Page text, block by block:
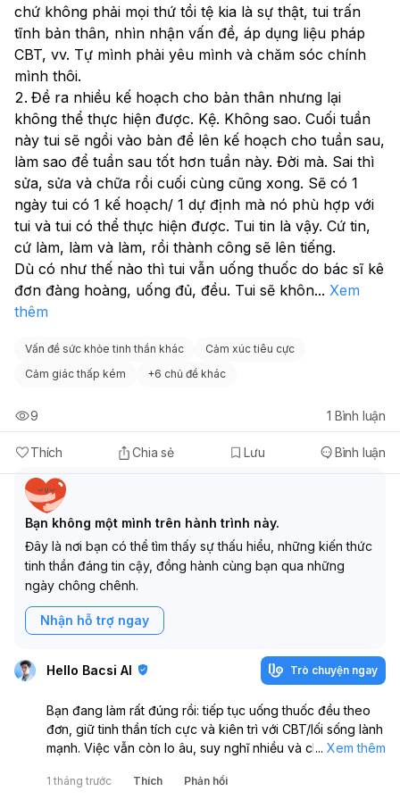
dao động nước là bình thường. Gợi ý 1 ngày dễ áp
dụng:
Sáng: yến mạch + 1–2 trứng + 1 trái cây ít ngọt
Trưa: 1 chén cơm nhỏ + thịt/cá/đậu hũ + nhiều rau
Tối: salad/rau luộc + đạm nạc, nếu đói thêm 1 ít khoai
hoặc 1/2 chén cơm Nếu bạn muốn, tôi có thể lên cho
bạn thực đơn giảm cân 7 ngày kiểu văn phòng, dễ làm
và dễ theo.
chứ không phải mọi thứ tồi tệ kia là sự thật, tui trấn
tĩnh bản thân, nhìn nhận vấn đề, áp dụng liệu pháp
CBT, vv. Tự mình phải yêu mình và chăm sóc chính
mình thôi.
Đề ra nhiều kế hoạch cho bản thân nhưng lại
không thể thực hiện được. Kệ. Không sao. Cuối tuần
này tui sẽ ngồi vào bàn để lên kế hoạch cho tuần sau,
làm sao để tuần sau tốt hơn tuần này. Đời mà. Sai thì
sửa, sửa và chữa rồi cuối cùng cũng xong. Sẽ có 1
ngày tui có 1 kế hoạch/ 1 dự định mà nó phù hợp với
tui và tui có thể thực hiện được. Tui tin là vậy. Cứ tin,
cứ làm, làm và làm, rồi thành công sẽ lên tiếng.
Dù có như thế nào thì tui vẫn uống thuốc do bác sĩ kê
đơn đàng hoàng, uống đủ, đều. Tui sẽ khôn... Xem
thêm
Vấn đề sức khỏe tinh thần khác
Cảm xúc tiêu cực
Cảm giác thấp kém
+6 chủ đề khác
Thích Chia sẻ Lưu Bình luận
9 1 Bình luận
Bạn không một mình trên hành trình này.
Đây là nơi bạn có thể tìm thấy sự thấu hiểu, những kiến thức
tinh thần đáng tin cậy, đồng hành cùng bạn qua những
ngày chông chênh.
Nhận hỗ trợ ngay
Hello Bacsi AI Trò chuyện ngay
Bạn đang làm rất đúng rồi: tiếp tục uống thuốc đều theo
đơn, giữ tinh thần tích cực và kiên trì với CBT/lối sống lành
mạnh. Việc vẫn còn lo âu, suy nghĩ nhiều và chưa thực
điều trị rối loạn lo âu - trầm cảm, không có nghĩa là bạn
... Xem thêm
1 tháng trước Thích Phản hồi